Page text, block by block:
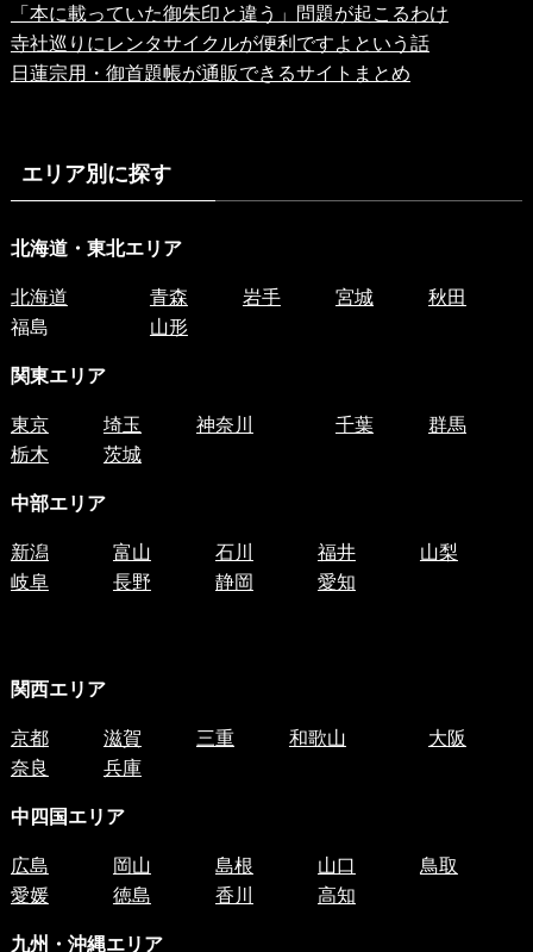
「本に載っていた御朱印と違う」問題が起こるわけ
寺社巡りにレンタサイクルが便利ですよという話
日蓮宗用・御首題帳が通販できるサイトまとめ
エリア別に探す
北海道・東北エリア
北海道 青森 岩手 宮城
秋田
福島
山形
関東エリア
東京 埼玉 神奈川 千葉
群馬
栃木
茨城
中部エリア
新潟 富山 石川 福井
山梨
岐阜
長野 静岡 愛知
関西エリア
京都 滋賀 三重 和歌山
大阪
奈良
兵庫
中四国エリア
広島 岡山 島根 山口
鳥取
愛媛
徳島 香川 高知
九州・沖縄エリア